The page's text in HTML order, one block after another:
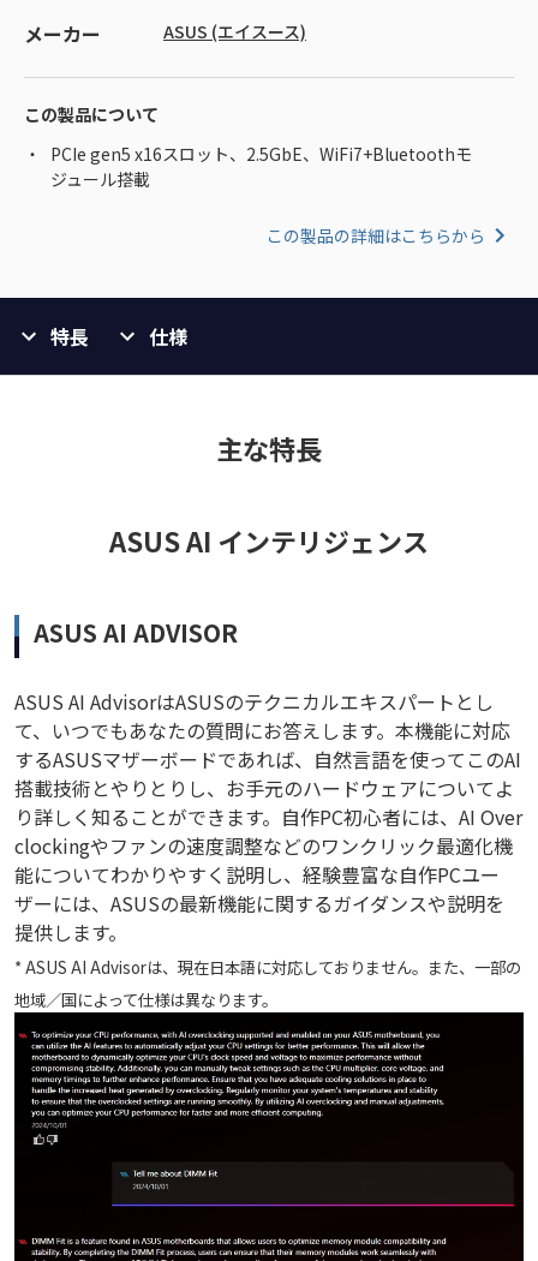
メーカー ASUS (エイスース)
この製品について
PCIe gen5 x16スロット、2.5GbE、WiFi7+Bluetoothモ
ジュール搭載
この製品の詳細はこちらから
特長 仕様
主な特長
ASUS AI インテリジェンス
ASUS AI ADVISOR
ASUS AI AdvisorはASUSのテクニカルエキスパートとし
て、いつでもあなたの質問にお答えします。本機能に対応
するASUSマザーボードであれば、自然言語を使ってこのAI
搭載技術とやりとりし、お手元のハードウェアについてよ
り詳しく知ることができます。自作PC初心者には、AI Over
clockingやファンの速度調整などのワンクリック最適化機
能についてわかりやすく説明し、経験豊富な自作PCユー
ザーには、ASUSの最新機能に関するガイダンスや説明を
提供します。
* ASUS AI Advisorは、現在日本語に対応しておりません。また、一部の
地域／国によって仕様は異なります。